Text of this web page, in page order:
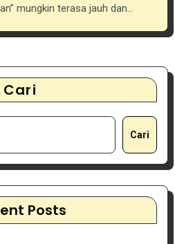
mungkin terasa jauh dan…
Cari
Cari
Posts